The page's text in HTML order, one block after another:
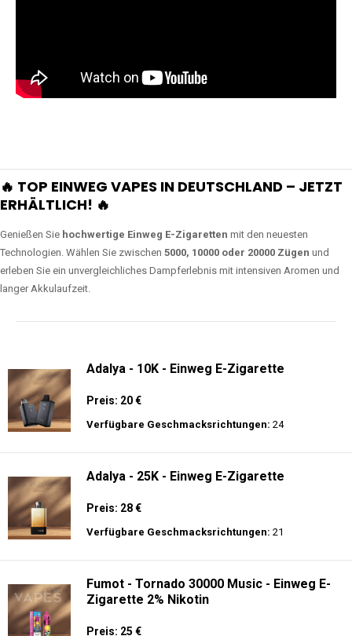
🔥 TOP EINWEG VAPES IN DEUTSCHLAND – JETZT
ERHÄLTLICH! 🔥
Genießen Sie hochwertige Einweg E-Zigaretten mit den neuesten
Technologien. Wählen Sie zwischen 5000, 10000 oder 20000 Zügen und
erleben Sie ein unvergleichliches Dampferlebnis mit intensiven Aromen und
langer Akkulaufzeit.
Adalya - 10K - Einweg E-Zigarette
Preis: 20 €
Verfügbare Geschmacksrichtungen: 24
Adalya - 25K - Einweg E-Zigarette
Preis: 28 €
Verfügbare Geschmacksrichtungen: 21
Fumot - Tornado 30000 Music - Einweg E-
Zigarette 2% Nikotin
Preis: 25 €